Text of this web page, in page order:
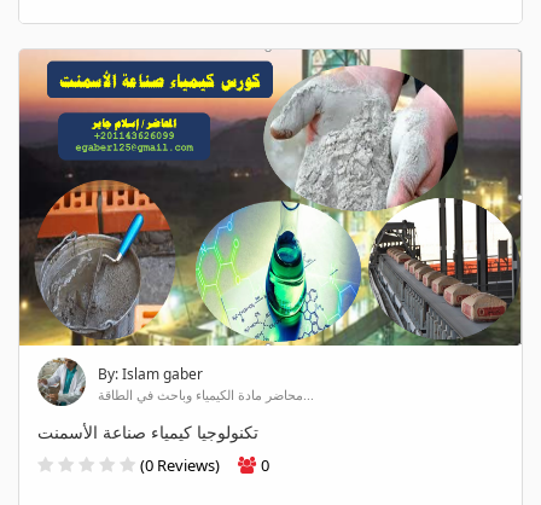
By: Islam gaber
محاضر مادة الكيمياء وباحث في الطاقة...
تكنولوجيا كيمياء صناعة الأسمنت
(0 Reviews) 0